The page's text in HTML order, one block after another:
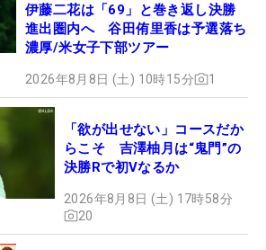
伊藤二花は「69」と巻き返し決勝
進出圏内へ 谷田侑里香は予選落ち
濃厚/米女子下部ツアー
2026年8月8日 (土) 10時15分 1
「欲が出せない」コースだか
らこそ 吉澤柚月は“鬼門”の
決勝Rで初Vなるか
2026年8月8日 (土) 17時58分
20